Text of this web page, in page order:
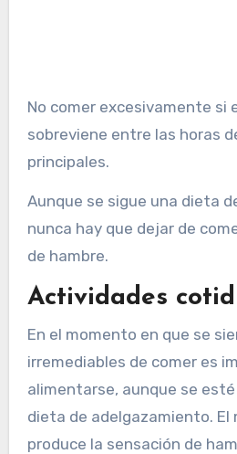
No comer excesivamente si
sobreviene entre las horas
principales.
Aunque se sigue una dieta
nunca hay que dejar de
de hambre.
Actividades
En el momento en que se
irremediables de comer es
alimentarse, aunque se
dieta de adelgazamiento. El
produce la sensación de